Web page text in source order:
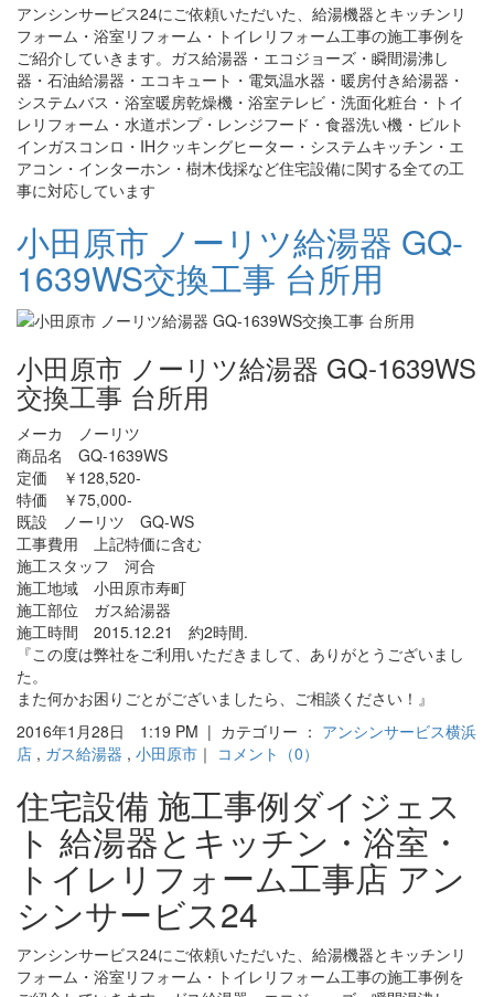
アンシンサービス24にご依頼いただいた、給湯機器とキッチンリ
フォーム・浴室リフォーム・トイレリフォーム工事の施工事例を
ご紹介していきます。ガス給湯器・エコジョーズ・瞬間湯沸し
器・石油給湯器・エコキュート・電気温水器・暖房付き給湯器・
システムバス・浴室暖房乾燥機・浴室テレビ・洗面化粧台・トイ
レリフォーム・水道ポンプ・レンジフード・食器洗い機・ビルト
インガスコンロ・IHクッキングヒーター・システムキッチン・エ
アコン・インターホン・樹木伐採など住宅設備に関する全ての工
事に対応しています
小田原市 ノーリツ給湯器 GQ-
1639WS交換工事 台所用
小田原市 ノーリツ給湯器 GQ-1639WS
交換工事 台所用
メーカ ノーリツ
商品名 GQ-1639WS
定価 ￥128,520-
特価 ￥75,000-
既設 ノーリツ GQ-WS
工事費用 上記特価に含む
施工スタッフ 河合
施工地域 小田原市寿町
施工部位 ガス給湯器
施工時間 2015.12.21 約2時間.
『この度は弊社をご利用いただきまして、ありがとうございまし
た。
また何かお困りごとがございましたら、ご相談ください！』
2016年1月28日 1:19 PM | カテゴリー ： アンシンサービス横浜
店 , ガス給湯器 , 小田原市 ｜ コメント（0）
住宅設備 施工事例ダイジェス
ト 給湯器とキッチン・浴室・
トイレリフォーム工事店 アン
シンサービス24
アンシンサービス24にご依頼いただいた、給湯機器とキッチンリ
フォーム・浴室リフォーム・トイレリフォーム工事の施工事例を